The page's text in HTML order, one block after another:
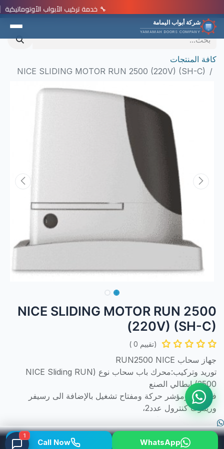
🔧 خدمة تركيب الأبواب الأوتوماتيكية | 📞 920012113 | ⭐ خصم 15% هذا الشهر | 🏆 18,000+ عميل راضٍ | 🛡️ ضمان شامل لمدة سنتان على جميع المنتجات 🔧 خدمة تركيب الأبواب الأوتوماتيكية | 📞 920012113 | ⭐ خصم 15% هذا الشهر | 🏆 18,000+ عميل راضٍ | 🛡️
شركة أبواب اليمامة
YAMAMAH DOORS COMPANY
كافة المنتجات
NICE SLIDING MOTOR RUN 2500 (220V) (SH-C)
NICE SLIDING MOTOR RUN 2500
(220V) (SH-C)
(تقييم 0 )
جهاز سحاب RUN2500 NICE
توريد وتركيب:محرك باب سحاب نوع (NICE Sliding RUN
2500) ايطالي الصنع
فتوسيل ومؤشر حركة ومفتاح تشغيل بالإضافة الى رسيفر
وريموت كنترول عدد2،
مع أمكانية فتح الباب و أغلاقه يدويا .
شامل جميع الإكسسوارات
WhatsApp
Call Now
1